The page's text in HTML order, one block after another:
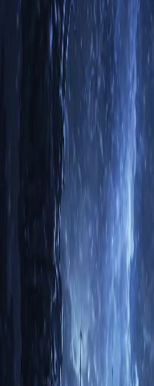
Подробный обзор
птицы» на чародейа в
Лидия Светлый
м
Полный билд на
под GR 150 соло
Гайд по полному соло-
прохождения 150
Радерик Хранитель
9 мая 2026
4 м
Чародей